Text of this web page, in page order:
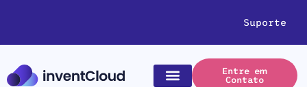
Suporte
Entre em
Contato